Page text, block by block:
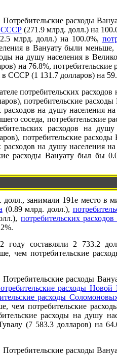
расходы
СССР (271.9 млрд. долл.) на
млрд. долл.) на 100.0%,
в Вануату были
на душу населения в
на 76.8%,
в СССР (1 131.7 долларов) на
потребительских
потребительские
на душу населения
соседа, потребительские
расходов на
потребительские
на душу населения
расходы Вануату был бы
долл., занимали 191е место в
(0.89 млрд. долл.),
потребительских
году составляли 2 733.2
чем потребительские
расходы
расходы Новой
расходы
чем потребительские
расходы на душу
(7 583.3 долларов) на
расходы